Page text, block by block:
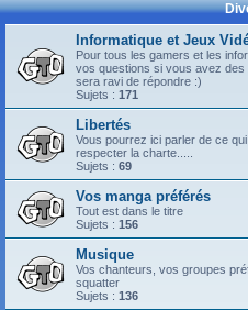
Informatique et Jeux
Pour tous les gamers et les
vos questions si vous avez
sera ravi de répondre :)
Sujets : 171
Libertés
Vous pourrez ici parler de ce
respecter la charte.....
Sujets : 69
Vos manga préférés
Tout est dans le titre
Sujets : 156
Musique
Vos chanteurs, vos groupes
squatter
Sujets : 136